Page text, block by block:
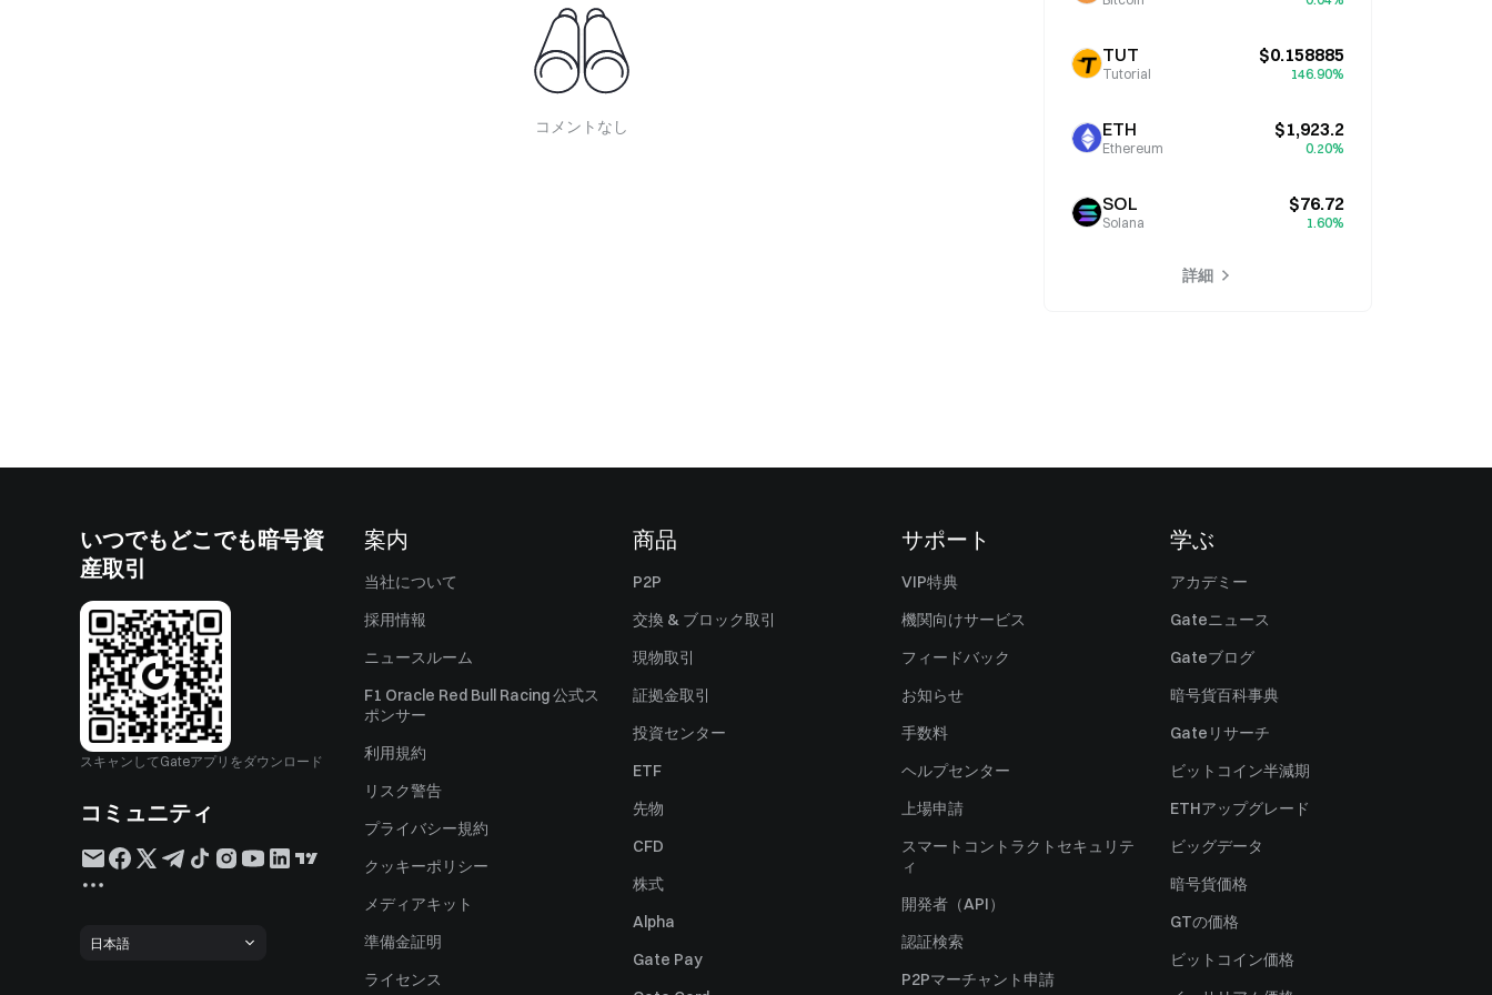
コメントなし
TUT
Tutorial
$0.158885
146.90%
ETH
Ethereum
$1,923.2
0.20%
SOL
Solana
$76.72
1.60%
詳細
いつでもどこでも暗号資
産取引
スキャンしてGateアプリをダウンロード
コミュニティ
日本語
案内
当社について
採用情報
ニュースルーム
F1 Oracle Red Bull Racing 公式ス
ポンサー
利用規約
リスク警告
プライバシー規約
クッキーポリシー
メディアキット
準備金証明
ライセンス
商品
P2P
交換 & ブロック取引
現物取引
証拠金取引
投資センター
ETF
先物
CFD
株式
Alpha
Gate Pay
サポート
VIP特典
機関向けサービス
フィードバック
お知らせ
手数料
ヘルプセンター
上場申請
スマートコントラクトセキュリテ
ィ
開発者（API）
認証検索
P2Pマーチャント申請
学ぶ
アカデミー
Gateニュース
Gateブログ
暗号貨百科事典
Gateリサーチ
ビットコイン半減期
ETHアップグレード
ビッグデータ
暗号貨価格
GTの価格
ビットコイン価格